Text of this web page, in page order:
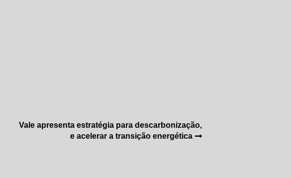
Vale apresenta estratégia para descarbonização,
e acelerar a transição energética